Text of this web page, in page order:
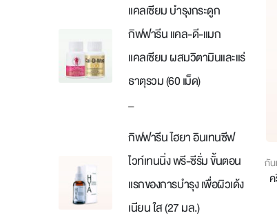
กั
฿176
through
฿1,440
แคลเซียม บำรุงกระดูก
กิฟฟารีน แคล-ดี-แมก
แคลเซียม ผสมวิตามินและแร่
ธาตุรวม (60 เม็ด)
–Price
฿198
through
฿848
กิฟฟารีน ไฮยา อินเทนซีฟ
ไวท์เทนนิ่ง พรี-ซีรั่ม ขั้นตอน
แรกของการบำรุง เพื่อผิวเด้ง
เนียน ใส (27 มล.)